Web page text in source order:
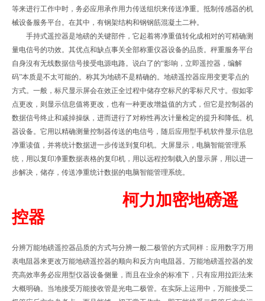
等来进行工作中时，务必应用承作用力传送组织来传送净重。抵制传感器的机
械设备服务平台。在其中，有钢架结构和钢钢筋混凝土二种。
手持式遥控器是地磅的关键部件，它起着将净重值转化成相对的可精确测
量电信号的功效。其优点和缺点事关全部称重仪器设备的品质。秤重服务平台
自身沒有无线数据信号接受电源电路。说白了的“影响，立即遥控器，编解
码”本质是不太可能的。称其为地磅不是精确的。地磅遥控器应用变更零点的
方式。一般，标尺显示屏会在效正全过程中储存空标尺的零标尺尺寸。假如零
点更改，则显示信息值将更改，也有一种更改增益值的方式，但它是控制器的
数据信号终止和减掉操纵，进而进行了对称性再次计量检定的提升和降低。机
器设备。它用以精确测量控制器传送的电信号，随后应用型手机软件显示信息
净重读值，并将统计数据进一步传送到复印机。大屏显示，电脑智能管理系
统，用以复印净重数据表格的复印机，用以远程控制载入的显示屏，用以进一
步解决，储存，传送净重统计数据的电脑智能管理系统。
柯力加密地磅遥
控器
分辨万能地磅遥控器品质的方式与分辨一般二极管的方式同样：应用数字万用
表电阻器来更改万能地磅遥控器的顺向和反方向电阻器。万能地磅遥控器的发
亮高效率务必应用型仪器设备侧量，而且在业余的标准下，只有应用拉距法来
大概明确。当地接受万能接收管是光电二极管。在实际上运用中，万能接受二